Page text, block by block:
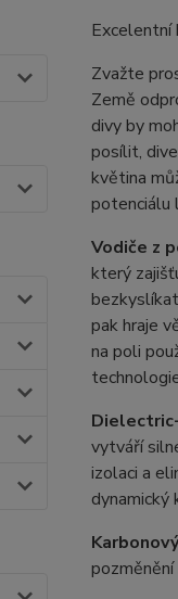
Excelentní
Zvažte
Země
divy by
posílit,
květina
potenciálu
Vodiče z
který
pak hraje
na poli
vytváří
izolaci a
dynamický
pozměnění